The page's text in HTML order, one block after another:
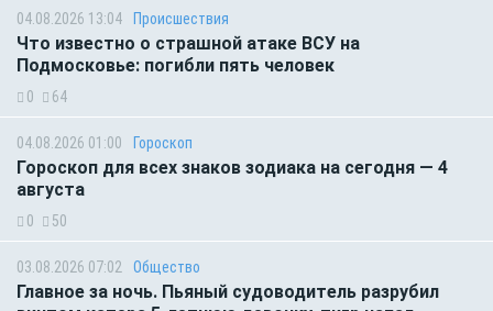
04.08.2026 13:04 Происшествия
Что известно о страшной атаке ВСУ на
Подмосковье: погибли пять человек
0 64
04.08.2026 01:00 Гороскоп
Гороскоп для всех знаков зодиака на сегодня — 4
августа
0 50
03.08.2026 07:02 Общество
Главное за ночь. Пьяный судоводитель разрубил